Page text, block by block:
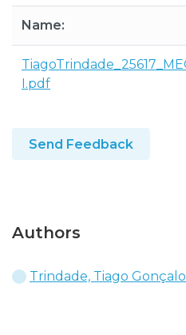
Name:
I.pdf
Send Feedback
Authors
Trindade, Tiago